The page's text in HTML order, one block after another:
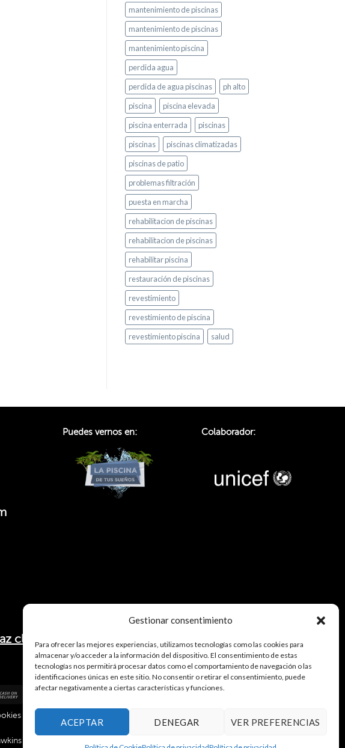
Gestionar consentimiento
Para ofrecer las mejores experiencias, utilizamos tecnologías como las cookies para
almacenar y/o acceder a la información del dispositivo. El consentimiento de estas
tecnologías nos permitirá procesar datos como el comportamiento de navegación o las
identificaciones únicas en este sitio. No consentir o retirar el consentimiento, puede
afectar negativamente a ciertas características y funciones.
ACEPTAR DENEGAR VER PREFERENCIAS
mantenimiento de piscinas
mantenimiento de piscinas
mantenimiento piscina
perdida agua
perdida de agua piscinas
ph alto
piscina
piscina elevada
piscina enterrada
piscinas
piscinas
piscinas climatizadas
piscinas de patio
problemas filtración
puesta en marcha
rehabilitacion de piscinas
rehabilitacion de piscinas
rehabilitar piscina
restauración de piscinas
revestimiento
revestimiento de piscina
revestimiento piscina
salud
Puedes vernos en: Colaborador:
click aquí.